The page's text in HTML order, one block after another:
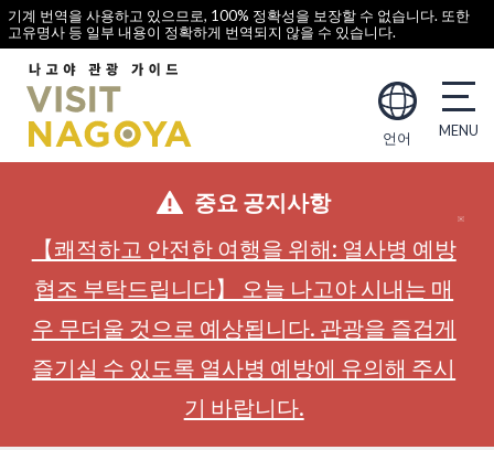
기계 번역을 사용하고 있으므로, 100% 정확성을 보장할 수 없습니다. 또한
고유명사 등 일부 내용이 정확하게 번역되지 않을 수 있습니다.
언어
중요 공지사항
【쾌적하고 안전한 여행을 위해: 열사병 예방
협조 부탁드립니다】 오늘 나고야 시내는 매
우 무더울 것으로 예상됩니다. 관광을 즐겁게
즐기실 수 있도록 열사병 예방에 유의해 주시
기 바랍니다.